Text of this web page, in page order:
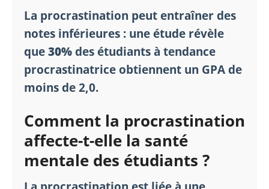
La procrastination peut entraîner des
notes inférieures : une étude révèle
que30%des étudiants à tendance
procrastinatrice obtiennent un GPA de
moins de 2,0.
Comment la procrastination
affecte-t-elle la santé
mentale des étudiants ?